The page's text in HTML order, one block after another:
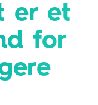
er et
for